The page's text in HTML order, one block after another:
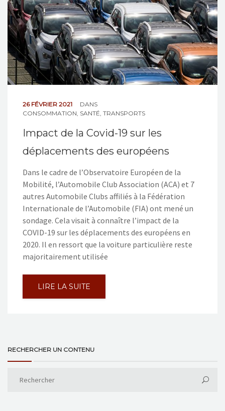
26 FÉVRIER 2021
DANS
CONSOMMATION SANTÉ TRANSPORTS
Impact de la Covid-19 sur les
déplacements des européens
Dans le cadre de l’Observatoire Européen de la
Mobilité, l’Automobile Club Association (ACA) et 7
autres Automobile Clubs affiliés à la Fédération
Internationale de l’Automobile (FIA) ont mené un
sondage. Cela visait à connaître l’impact de la
COVID-19 sur les déplacements des européens en
2020. Il en ressort que la voiture particulière reste
majoritairement utilisée
LIRE LA SUITE
RECHERCHER UN CONTENU